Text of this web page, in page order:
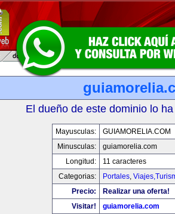
El dueño de este dominio lo
Mayusculas:
GUIAMORELIA.COM
Minusculas:
guiamorelia.com
Longitud:
11 caracteres
Categorias:
Portales,
Precio:
Realizar una oferta!
Visitar!
guiamorelia.com